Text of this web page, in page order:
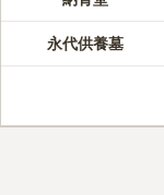
「京都大学
てみてはい
みんなの評価
永代供養墓